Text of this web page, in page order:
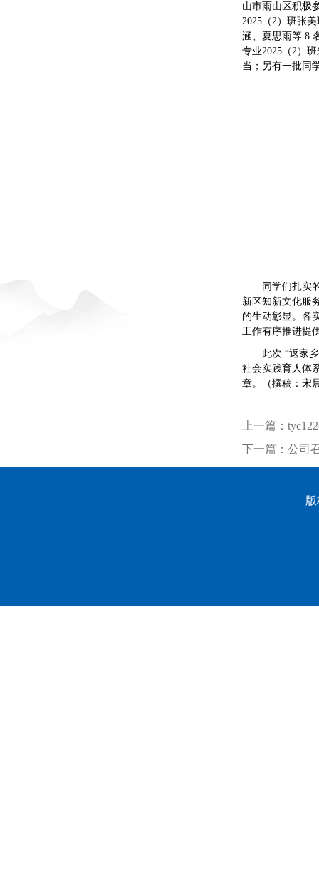
山市雨山区积极
2025（2）班张
涵、夏思雨等 8
专业2025（2）
当；另有一批同
同学们扎实
新区知新文化服
的生动彰显。各
工作有序推进提
此次 “返家
社会实践育人体
章。（撰稿：宋
上一篇：
下一篇： 公司